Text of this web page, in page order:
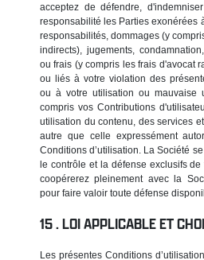
acceptez de défendre,
responsabilité les Parties exonérées
responsabilités, dommages (y
indirects), jugements,
ou frais (y compris les frais d'avocat
ou liés à votre violation des
ou à votre utilisation ou mauvaise
compris vos Contributions
utilisation du contenu, des services
autre que celle expressément
Conditions d’utilisation. La Société
le contrôle et la défense exclusifs
coopérerez pleinement avec la
pour faire valoir toute défense
LOI APPLICABLE ET
Les présentes Conditions